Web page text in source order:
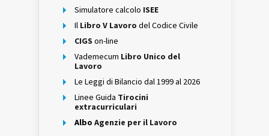
Simulatore calcolo ISEE
Il Libro V Lavoro del Codice Civile
CIGS on-line
Vademecum Libro Unico del
Lavoro
Le Leggi di Bilancio dal 1999 al 2026
Linee Guida Tirocini
extracurriculari
Albo Agenzie per il Lavoro